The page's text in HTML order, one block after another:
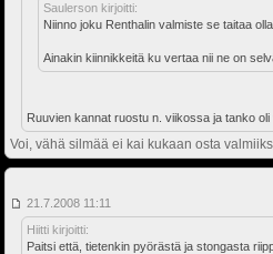
Saulerson kirjoitti:
Niinno joku Renthalin valmiste se taitaa
Ainakin kiinnikkeitä ku vertaa nii ne on
Ruuvien kannat ruostu n. viikossa ja tanko oli
Voi, vähä silmää ei kai kukaan osta
21.7.2008 11:11
Hiitti kirjoitti:
Paitsi että, tietenkin pyörästä ja stongasta